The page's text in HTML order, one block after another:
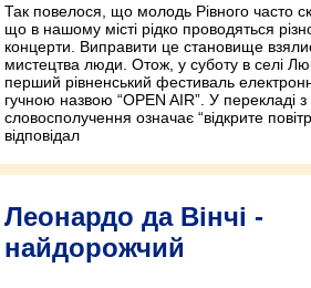
Так повелося, що молодь Рівного часто
що в нашому місті рідко проводяться
концерти. Виправити це становище
мистецтва люди. Отож, у суботу в селі
перший рівненський фестиваль
гучною назвою “OPEN AIR”. У перекладі з
словосполучення означає “відкрите
відповідал
Леонардо да Вінчі -
найдорожчий